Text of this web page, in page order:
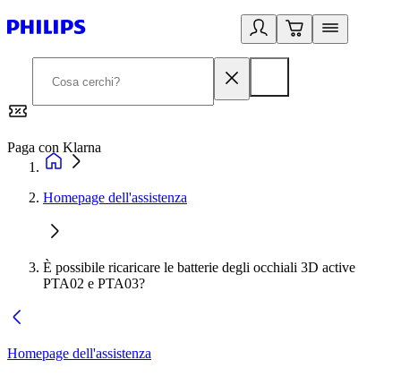
Paga con Klarna
Homepage dell'assistenza
È possibile ricaricare le batterie degli occhiali 3D active
PTA02 e PTA03?
Homepage dell'assistenza